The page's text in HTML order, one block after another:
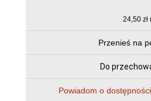
24,50
Przenieś na
Do
Powiadom o